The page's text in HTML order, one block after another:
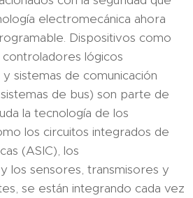
electromecánica ahora
Dispositivos como
lógicos
sistemas de comunicación
de bus) son parte de
la tecnología de los
los circuitos integrados de
(ASIC), los
los sensores, transmisores y
se están integrando cada vez